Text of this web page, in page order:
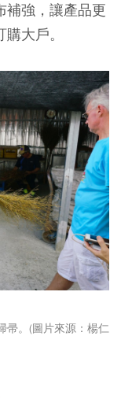
補強，讓產品更
大戶。
帚。(圖片來源：楊仁